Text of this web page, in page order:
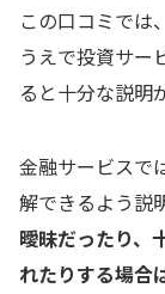
この口コミでは
うえで投資サー
ると十分な説明
金融サービスで
解できるよう説
曖昧だったり、
れたりする場合